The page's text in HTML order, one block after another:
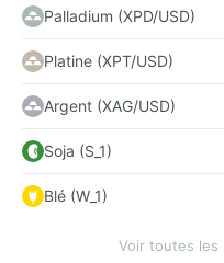
Palladium (XPD/USD)
Platine (XPT/USD)
Argent (XAG/USD)
Soja (S_1)
Blé (W_1)
Voir toutes les